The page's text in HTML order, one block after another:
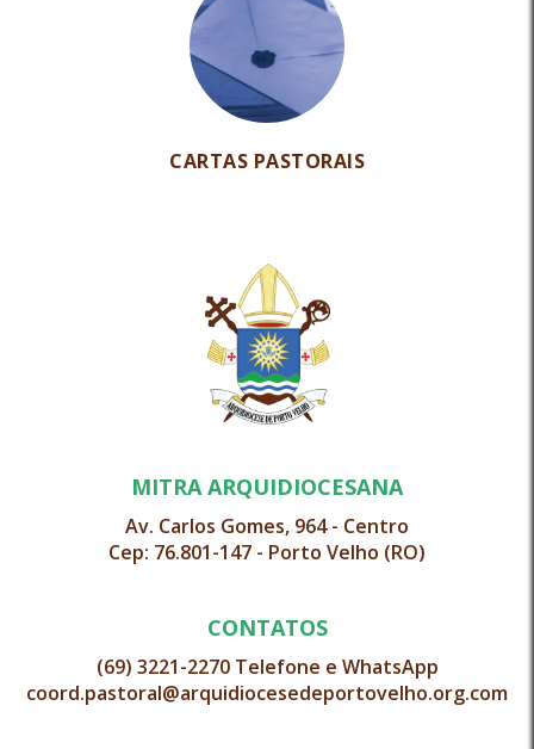
CARTAS PASTORAIS
MITRA ARQUIDIOCESANA
Av. Carlos Gomes, 964 - Centro
Cep: 76.801-147 - Porto Velho (RO)
CONTATOS
(69) 3221-2270 Telefone e WhatsApp
coord.pastoral@arquidiocesedeportovelho.org.com